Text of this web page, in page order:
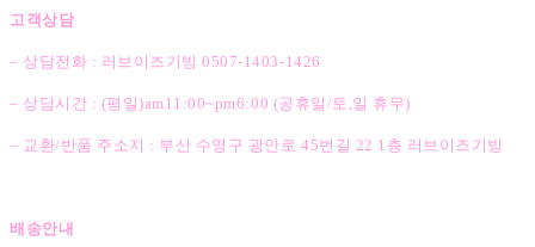
고객상담
– 상담전화 : 러브이즈기빙 0507-1403-1426
– 상담시간 : (평일)am11:00~pm6:00 (공휴일/토,일 휴무)
– 교환/반품 주소지 : 부산 수영구 광안로 45번길 22 1층 러브이즈기빙
배송안내